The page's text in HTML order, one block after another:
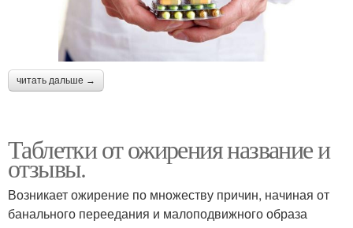
читать дальше →
Таблетки от ожирения название и
отзывы.
Возникает ожирение по множеству причин, начиная от
банального переедания и малоподвижного образа